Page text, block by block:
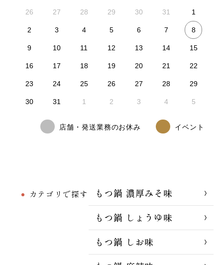
カテゴリで探す
もつ鍋 濃厚みそ味
もつ鍋 しょうゆ味
もつ鍋 しお味
26 27 28 29 30 31 1
2 3 4 5 6 7 8
9 10 11 12 13 14 15
16 17 18 19 20 21 22
23 24 25 26 27 28 29
30 31 1 2 3 4 5
店舗・発送業務のお休み イベント